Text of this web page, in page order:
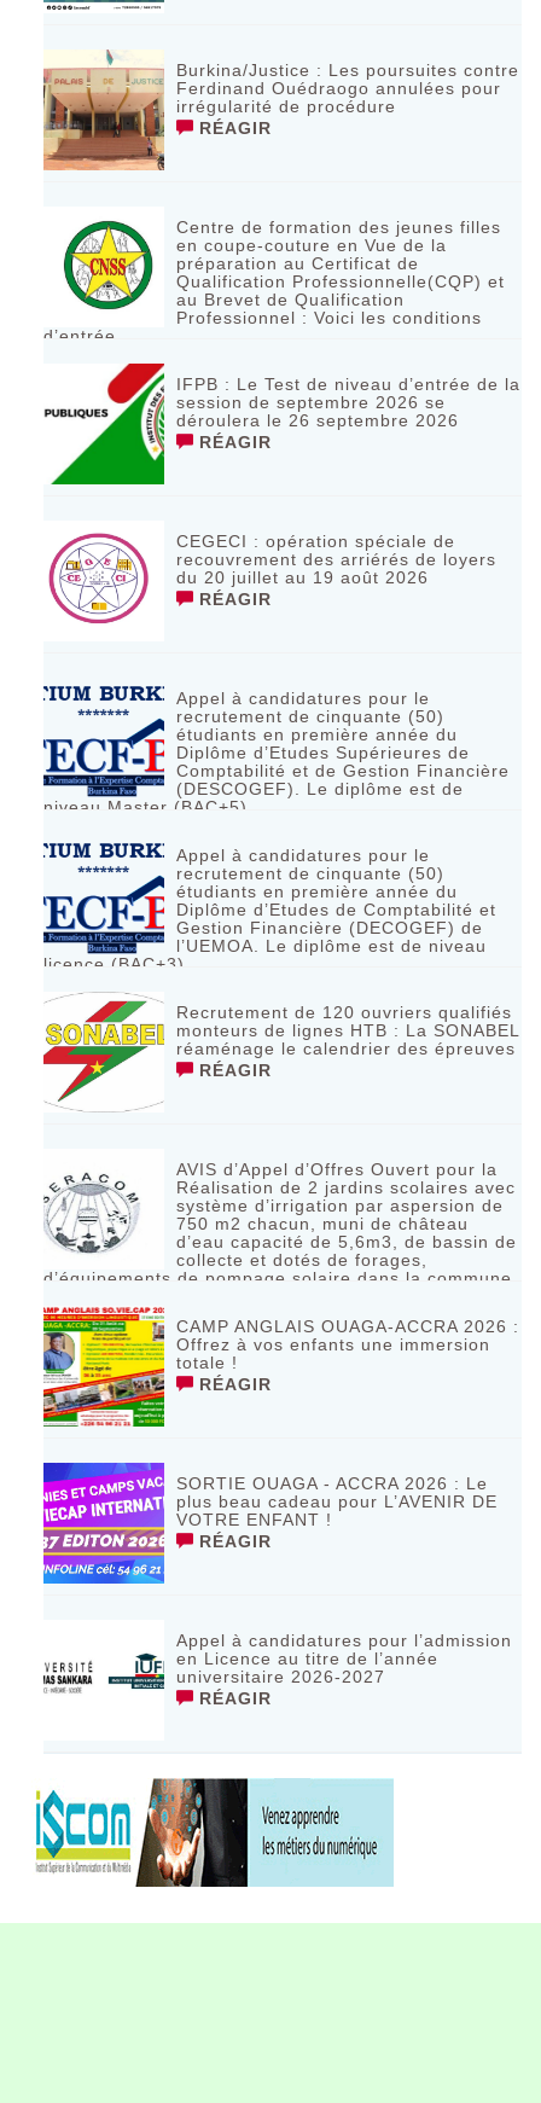
Burkina/Justice : Les poursuites contre
Ferdinand Ouédraogo annulées pour
irrégularité de procédure
RÉAGIR
Centre de formation des jeunes filles
en coupe-couture en Vue de la
préparation au Certificat de
Qualification Professionnelle(CQP) et
au Brevet de Qualification
Professionnel : Voici les conditions
d’entrée
IFPB : Le Test de niveau d’entrée de la
session de septembre 2026 se
déroulera le 26 septembre 2026
RÉAGIR
CEGECI : opération spéciale de
recouvrement des arriérés de loyers
du 20 juillet au 19 août 2026
RÉAGIR
Appel à candidatures pour le
recrutement de cinquante (50)
étudiants en première année du
Diplôme d’Etudes Supérieures de
Comptabilité et de Gestion Financière
(DESCOGEF). Le diplôme est de
niveau Master (BAC+5)
Appel à candidatures pour le
recrutement de cinquante (50)
étudiants en première année du
Diplôme d’Etudes de Comptabilité et
Gestion Financière (DECOGEF) de
l’UEMOA. Le diplôme est de niveau
licence (BAC+3)
Recrutement de 120 ouvriers qualifiés
monteurs de lignes HTB : La SONABEL
réaménage le calendrier des épreuves
RÉAGIR
AVIS d’Appel d’Offres Ouvert pour la
Réalisation de 2 jardins scolaires avec
système d’irrigation par aspersion de
750 m2 chacun, muni de château
d’eau capacité de 5,6m3, de bassin de
collecte et dotés de forages,
d’équipements de pompage solaire dans la commune
RÉAGIR
CAMP ANGLAIS OUAGA-ACCRA 2026 :
Offrez à vos enfants une immersion
totale !
RÉAGIR
SORTIE OUAGA - ACCRA 2026 : Le
plus beau cadeau pour L’AVENIR DE
VOTRE ENFANT !
RÉAGIR
Appel à candidatures pour l’admission
en Licence au titre de l’année
universitaire 2026-2027
RÉAGIR